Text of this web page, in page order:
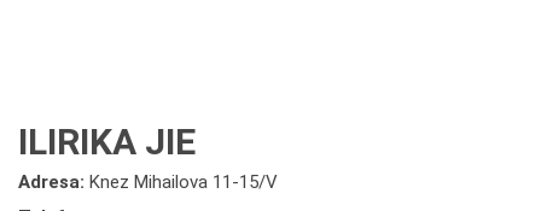
ILIRIKA JIE
Adresa: Knez Mihailova 11-15/V